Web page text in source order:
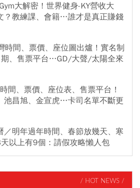
大解密！世界健身-KY營收大
？教練課、會籍…誰才是真正賺錢
時間、票價、座位圖出爐！實名制
、售票平台…GD/大聲/太陽全來
間、票價、座位表、售票平台！
池昌旭、金宣虎…卡司名單不斷更
明年過年時間、春節放幾天、寒
以上有9個：請假攻略懶人包
/ HOT NEWS /